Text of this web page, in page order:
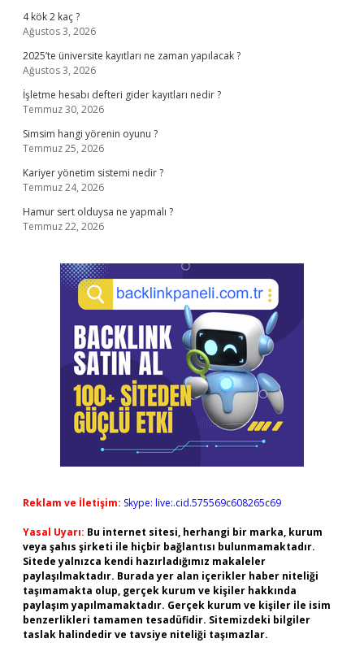
4 kök 2 kaç ?
Ağustos 3, 2026
2025’te üniversite kayıtları ne zaman yapılacak ?
Ağustos 3, 2026
İşletme hesabı defteri gider kayıtları nedir ?
Temmuz 30, 2026
Simsim hangi yörenin oyunu ?
Temmuz 25, 2026
Kariyer yönetim sistemi nedir ?
Temmuz 24, 2026
Hamur sert olduysa ne yapmalı ?
Temmuz 22, 2026
Reklam ve İletişim: Skype: live:.cid.575569c608265c69
Yasal Uyarı: Bu internet sitesi, herhangi bir marka, kurum
veya şahıs şirketi ile hiçbir bağlantısı bulunmamaktadır.
Sitede yalnızca kendi hazırladığımız makaleler
paylaşılmaktadır. Burada yer alan içerikler haber niteliği
taşımamakta olup, gerçek kurum ve kişiler hakkında
paylaşım yapılmamaktadır. Gerçek kurum ve kişiler ile isim
benzerlikleri tamamen tesadüfidir. Sitemizdeki bilgiler
taslak halindedir ve tavsiye niteliği taşımazlar.